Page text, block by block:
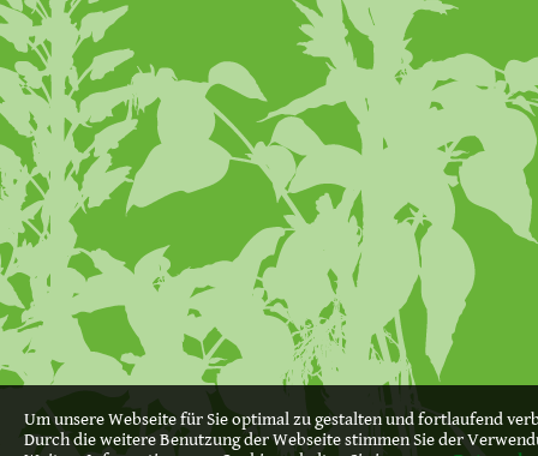
Um unsere Webseite für Sie optimal zu gestalten und fortlaufend
Durch die weitere Benutzung der Webseite stimmen Sie der